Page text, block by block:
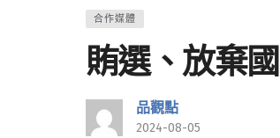
合作媒體
賄選、放棄
品觀點
2024-08-05